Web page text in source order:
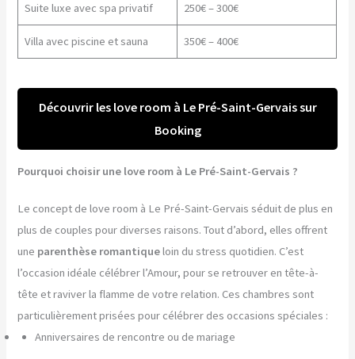
Suite luxe avec spa privatif 250€ – 300€
Villa avec piscine et sauna 350€ – 400€
Découvrir les love room à Le Pré-Saint-Gervais sur
Booking
Pourquoi choisir une love room à Le Pré-Saint-Gervais ?
Le concept de love room à Le Pré-Saint-Gervais séduit de plus en
plus de couples pour diverses raisons. Tout d’abord, elles offrent
une parenthèse romantiqueloin du stress quotidien. C’est
l’occasion idéale célébrer l’Amour, pour se retrouver en tête-à-
tête et raviver la flamme de votre relation. Ces chambres sont
particulièrement prisées pour célébrer des occasions spéciales :
Anniversaires de rencontre ou de mariage